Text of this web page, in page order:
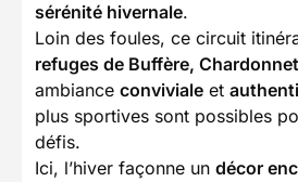
sérénité hivernale.
Loin des foules, ce circuit
refuges de Buffère,
ambiance conviviale et
plus sportives sont possibles
défis.
Ici, l’hiver façonne un décor